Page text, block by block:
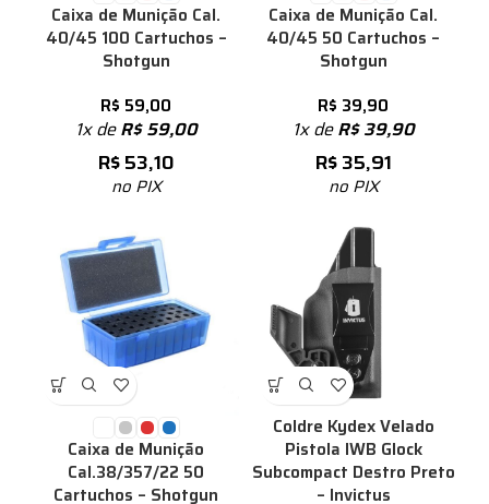
Caixa de Munição Cal.
40/45 100 Cartuchos –
Shotgun
R$ 59,00
1x deR$59,00
R$53,10
no PIX
Caixa de Munição Cal.
40/45 50 Cartuchos –
Shotgun
R$ 39,90
1x deR$39,90
R$35,91
no PIX
Caixa de Munição
Cal.38/357/22 50
Cartuchos – Shotgun
Coldre Kydex Velado
Pistola IWB Glock
Subcompact Destro Preto
– Invictus